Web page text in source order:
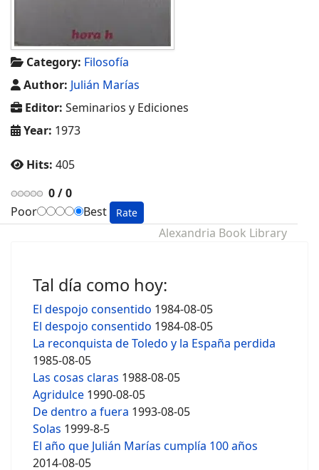
Category: Filosofía
Author: Julián Marías
Editor: Seminarios y Ediciones
Year: 1973
Hits: 405
0/0
Poor
Best
Alexandria Book Library
Tal día como hoy:
El despojo consentido 1984-08-05
El despojo consentido 1984-08-05
La reconquista de Toledo y la España perdida
1985-08-05
Las cosas claras 1988-08-05
Agridulce 1990-08-05
De dentro a fuera 1993-08-05
Solas 1999-8-5
El año que Julián Marías cumplía 100 años
2014-08-05